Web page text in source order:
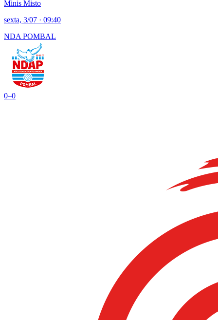
Minis Misto
sexta, 3/07 · 09:40
NDA POMBAL
0–0